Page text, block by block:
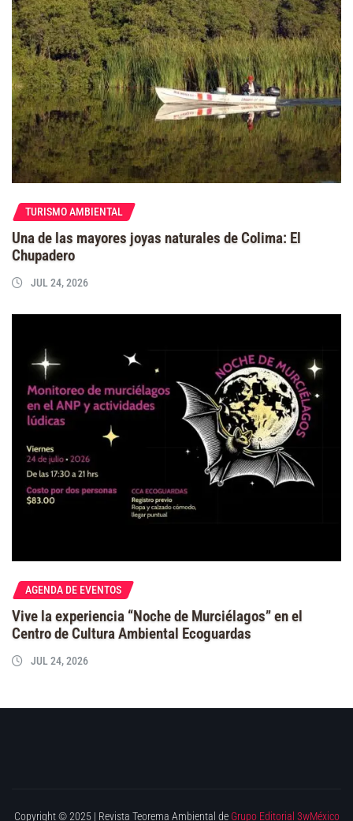
TURISMO AMBIENTAL
Una de las mayores joyas naturales de Colima: El
Chupadero
JUL 24, 2026
AGENDA DE EVENTOS
Vive la experiencia “Noche de Murciélagos” en el
Centro de Cultura Ambiental Ecoguardas
JUL 24, 2026
Copyright © 2025 | Revista Teorema Ambiental de Grupo Editorial 3wMéxico